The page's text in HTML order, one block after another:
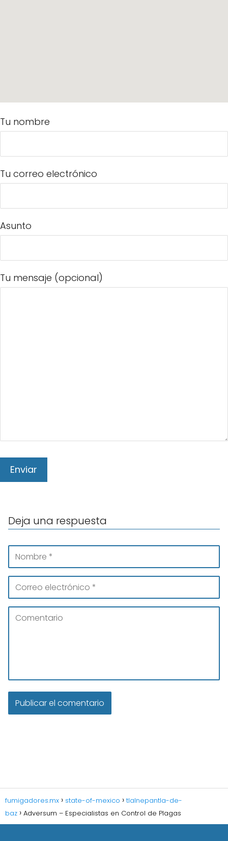
Tu nombre
Tu correo electrónico
Asunto
Tu mensaje (opcional)
Deja una respuesta
fumigadores.mx state-of-mexico
tlalnepantla-de-
baz
Adversum – Especialistas en Control de Plagas